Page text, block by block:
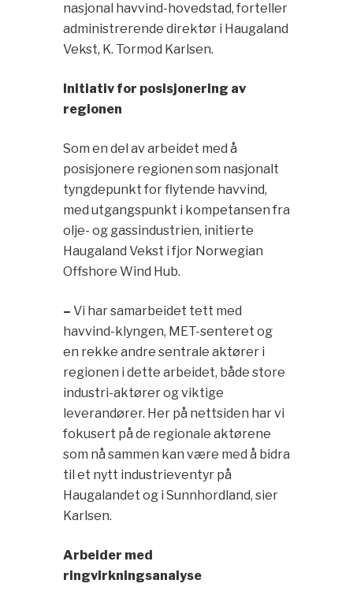
nasjonal havvind-hovedstad, forteller
administrerende direktør i Haugaland
Vekst, K. Tormod Karlsen.
Initiativ for posisjonering av
regionen
Som en del av arbeidet med å
posisjonere regionen som nasjonalt
tyngdepunkt for flytende havvind,
med utgangspunkt i kompetansen fra
olje- og gassindustrien, initierte
Haugaland Vekst i fjor Norwegian
Offshore Wind Hub.
– Vi har samarbeidet tett med
havvind-klyngen, MET-senteret og
en rekke andre sentrale aktører i
regionen i dette arbeidet, både store
industri-aktører og viktige
leverandører. Her på nettsiden har vi
fokusert på de regionale aktørene
som nå sammen kan være med å bidra
til et nytt industrieventyr på
Haugalandet og i Sunnhordland, sier
Karlsen.
Arbeider med
ringvirkningsanalyse